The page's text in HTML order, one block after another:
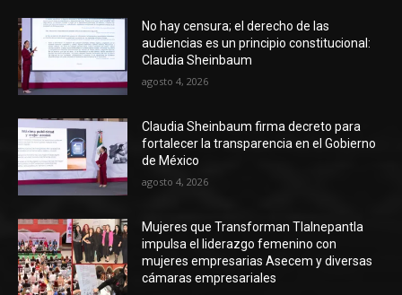
No hay censura; el derecho de las
audiencias es un principio constitucional:
Claudia Sheinbaum
agosto 4, 2026
Claudia Sheinbaum firma decreto para
fortalecer la transparencia en el Gobierno
de México
agosto 4, 2026
Mujeres que Transforman Tlalnepantla
impulsa el liderazgo femenino con
mujeres empresarias Asecem y diversas
cámaras empresariales